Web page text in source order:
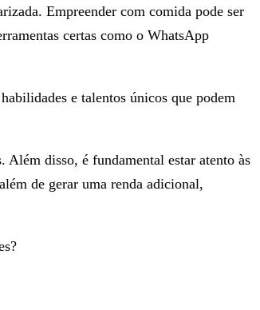
Empreender com comida pode ser
certas como o WhatsApp
e talentos únicos que podem
Além disso, é fundamental estar atento às
de gerar uma renda adicional,